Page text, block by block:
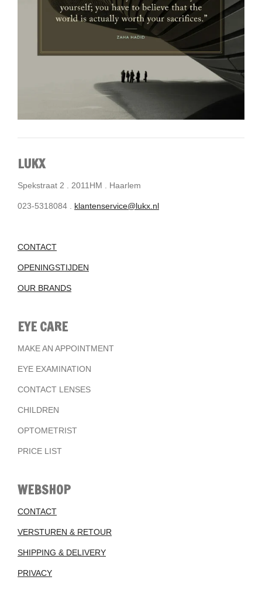
LUKX
Spekstraat 2 . 2011HM . Haarlem
023-5318084 . klantenservice@lukx.nl
CONTACT
OPENINGSTIJDEN
OUR BRANDS
EYE CARE
MAKE AN APPOINTMENT
EYE EXAMINATION
CONTACT LENSES
CHILDREN
OPTOMETRIST
PRICE LIST
WEBSHOP
CONTACT
VERSTUREN & RETOUR
SHIPPING & DELIVERY
PRIVACY